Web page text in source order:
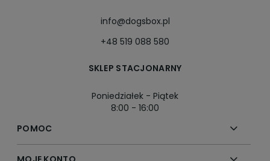
info@dogsbox.pl
+48 519 088 580
SKLEP STACJONARNY
Poniedziałek - Piątek
8:00 - 16:00
POMOC